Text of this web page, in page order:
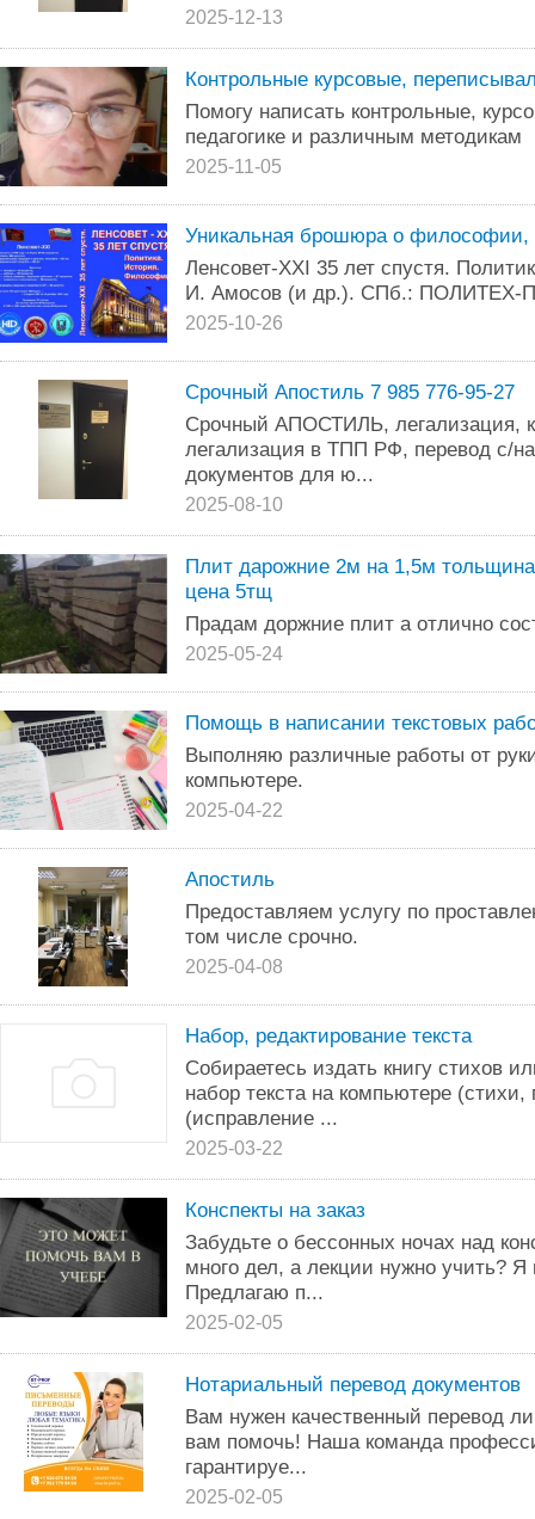
2025-12-13
Контрольные курсовые,
Помогу написать контрольные,
педагогике и различным методикам
2025-11-05
Уникальная брошюра о философии,
Ленсовет-XXI 35 лет спустя.
И. Амосов (и др.). СПб.: ПОЛИТЕХ-
2025-10-26
Срочный Апостиль 7 985 776-95-27
Срочный АПОСТИЛЬ, легализация,
легализация в ТПП РФ, перевод с/
документов для ю...
2025-08-10
Плит дарожние 2м на 1,5м
цена 5тщ
Прадам доржние плит а отлично
2025-05-24
Помощь в написании текстовых
Выполняю различные работы от
компьютере.
2025-04-22
Апостиль
Предоставляем услугу по
том числе срочно.
2025-04-08
Набор, редактирование текста
Собираетесь издать книгу стихов
набор текста на компьютере (стихи,
(исправление ...
2025-03-22
Конспекты на заказ
Забудьте о бессонных ночах над
много дел, а лекции нужно учить? Я
Предлагаю п...
2025-02-05
Нотариальный перевод документов
Вам нужен качественный перевод
вам помочь! Наша команда
гарантируе...
2025-02-05